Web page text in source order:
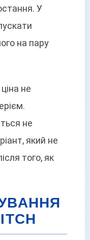
У
на пару
не
не
який не
того, як